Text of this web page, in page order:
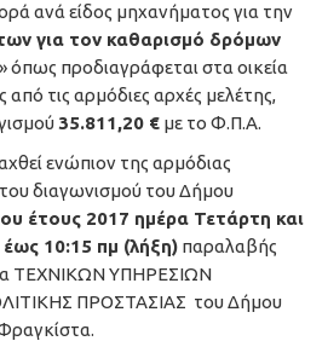
ανά είδος μηχανήματος για την
για τον καθαρισμό δρόμων
» όπως προδιαγράφεται στα οικεία
από τις αρμόδιες αρχές μελέτης,
35.811,20 € με το Φ.Π.Α.
ενώπιον της αρμόδιας
του διαγωνισμού του Δήμου
έτους 2017 ημέρα Τετάρτη και
10:15 πμ (λήξη) παραλαβής
ΤΕΧΝΙΚΩΝ ΥΠΗΡΕΣΙΩΝ
ΠΡΟΣΤΑΣΙΑΣ του Δήμου